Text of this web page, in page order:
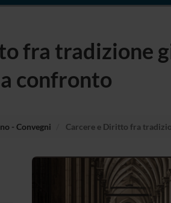
fra tradizione
confronto
- Convegni Carcere e Diritto fra